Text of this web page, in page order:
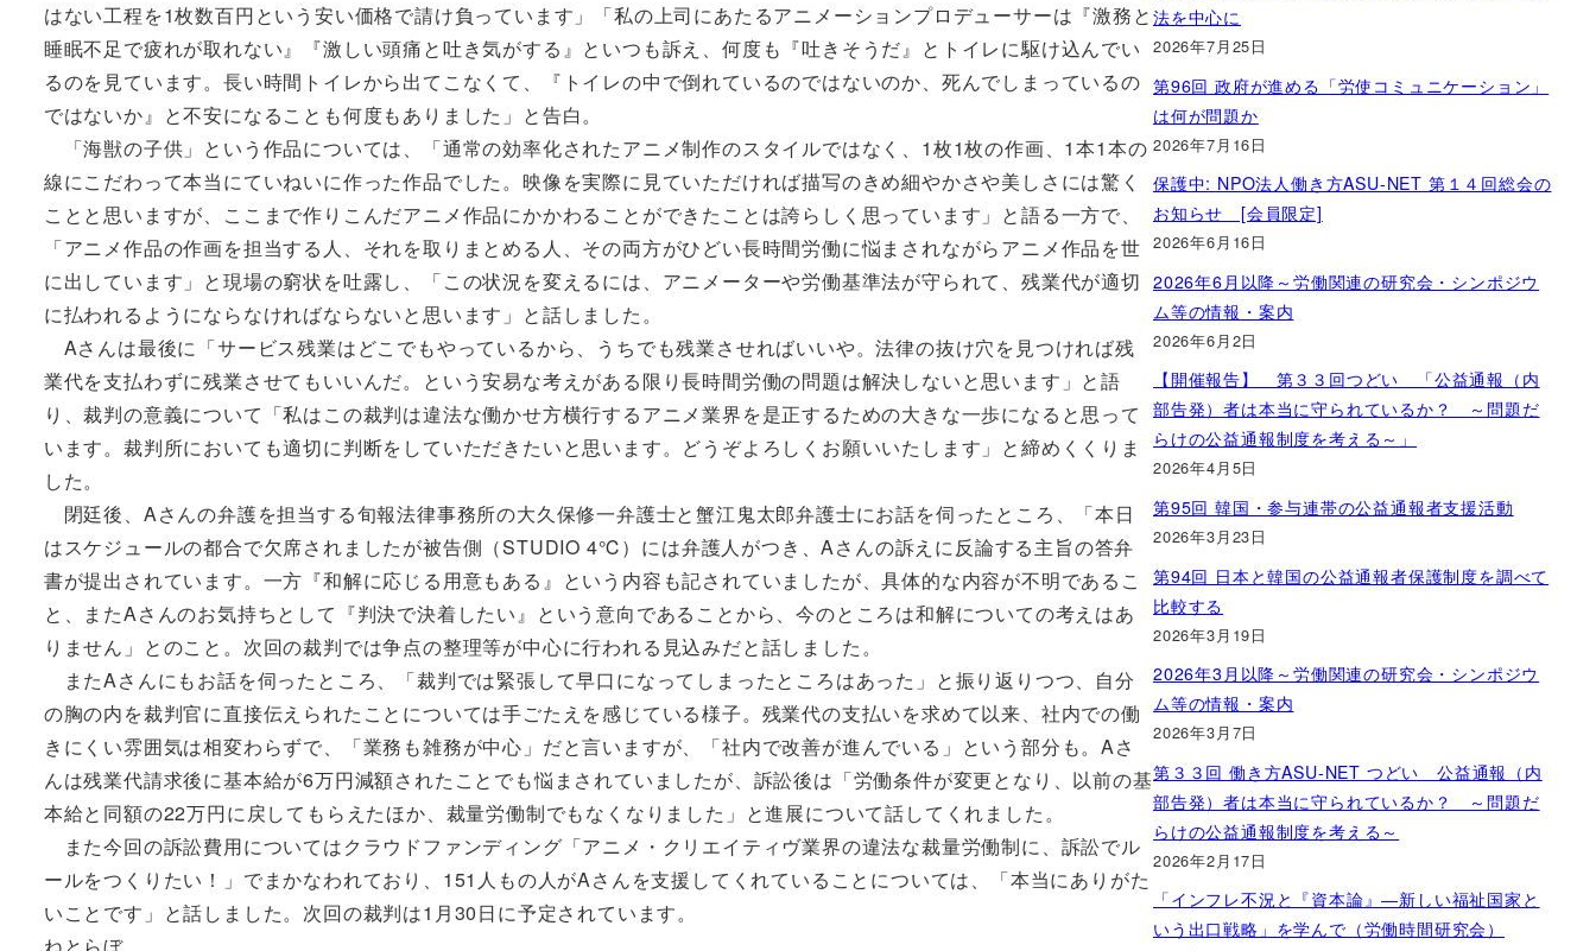
はない工程を1枚数百円という安い価格で請け負っています」「私の上司にあたるアニメーションプロデューサーは『激務と
睡眠不足で疲れが取れない』『激しい頭痛と吐き気がする』といつも訴え、何度も『吐きそうだ』とトイレに駆け込んでい
るのを見ています。長い時間トイレから出てこなくて、『トイレの中で倒れているのではないのか、死んでしまっているの
ではないか』と不安になることも何度もありました」と告白。
「海獣の子供」という作品については、「通常の効率化されたアニメ制作のスタイルではなく、1枚1枚の作画、1本1本の
線にこだわって本当にていねいに作った作品でした。映像を実際に見ていただければ描写のきめ細やかさや美しさには驚く
ことと思いますが、ここまで作りこんだアニメ作品にかかわることができたことは誇らしく思っています」と語る一方で、
「アニメ作品の作画を担当する人、それを取りまとめる人、その両方がひどい長時間労働に悩まされながらアニメ作品を世
に出しています」と現場の窮状を吐露し、「この状況を変えるには、アニメーターや労働基準法が守られて、残業代が適切
に払われるようにならなければならないと思います」と話しました。
Aさんは最後に「サービス残業はどこでもやっているから、うちでも残業させればいいや。法律の抜け穴を見つければ残
業代を支払わずに残業させてもいいんだ。という安易な考えがある限り長時間労働の問題は解決しないと思います」と語
り、裁判の意義について「私はこの裁判は違法な働かせ方横行するアニメ業界を是正するための大きな一歩になると思って
います。裁判所においても適切に判断をしていただきたいと思います。どうぞよろしくお願いいたします」と締めくくりま
した。
閉廷後、Aさんの弁護を担当する旬報法律事務所の大久保修一弁護士と蟹江鬼太郎弁護士にお話を伺ったところ、「本日
はスケジュールの都合で欠席されましたが被告側（STUDIO 4℃）には弁護人がつき、Aさんの訴えに反論する主旨の答弁
書が提出されています。一方『和解に応じる用意もある』という内容も記されていましたが、具体的な内容が不明であるこ
と、またAさんのお気持ちとして『判決で決着したい』という意向であることから、今のところは和解についての考えはあ
りません」とのこと。次回の裁判では争点の整理等が中心に行われる見込みだと話しました。
またAさんにもお話を伺ったところ、「裁判では緊張して早口になってしまったところはあった」と振り返りつつ、自分
の胸の内を裁判官に直接伝えられたことについては手ごたえを感じている様子。残業代の支払いを求めて以来、社内での働
きにくい雰囲気は相変わらずで、「業務も雑務が中心」だと言いますが、「社内で改善が進んでいる」という部分も。Aさ
んは残業代請求後に基本給が6万円減額されたことでも悩まされていましたが、訴訟後は「労働条件が変更となり、以前の基
本給と同額の22万円に戻してもらえたほか、裁量労働制でもなくなりました」と進展について話してくれました。
また今回の訴訟費用についてはクラウドファンディング「アニメ・クリエイティヴ業界の違法な裁量労働制に、訴訟でル
ールをつくりたい！」でまかなわれており、151人もの人がAさんを支援してくれていることについては、「本当にありがた
いことです」と話しました。次回の裁判は1月30日に予定されています。
法を中心に
2026年7月25日
第96回 政府が進める「労使コミュニケーション」
は何が問題か
2026年7月16日
保護中: NPO法人働き方ASU-NET 第１４回総会の
お知らせ [会員限定]
2026年6月16日
2026年6月以降～労働関連の研究会・シンポジウ
ム等の情報・案内
2026年6月2日
【開催報告】 第３３回つどい 「公益通報（内
部告発）者は本当に守られているか？ ～問題だ
らけの公益通報制度を考える～」
2026年4月5日
第95回 韓国・参与連帯の公益通報者支援活動
2026年3月23日
第94回 日本と韓国の公益通報者保護制度を調べて
比較する
2026年3月19日
2026年3月以降～労働関連の研究会・シンポジウ
ム等の情報・案内
2026年3月7日
第３３回 働き方ASU-NET つどい 公益通報（内
部告発）者は本当に守られているか？ ～問題だ
らけの公益通報制度を考える～
2026年2月17日
「インフレ不況と『資本論』―新しい福祉国家と
いう出口戦略」を学んで（労働時間研究会）